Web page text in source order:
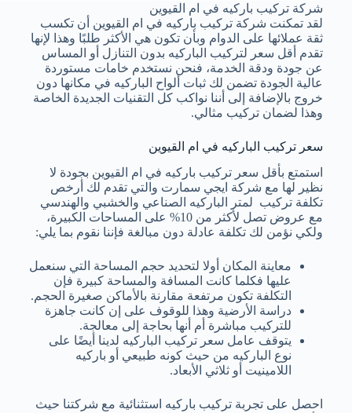
شركة تركيب باركيه في ام القيوين
لقد تمكنت شركة تركيب باركيه في ام القيوين أن تكسب
ثقة عملائها على الدوام وبأن تكون هي الأكثر طلبًا وهذا لإنها
تقدم أقل سعر لتركيب الباركيه بدون التنازل أو المساس
عن جودة ودقة الخدمة، فنحن نستخدم خامات مستوردة
عالية الجودة تضمن لك ثبات ألواح الباركيه في مكانها دون
خروج بالإضافة إلى أننا نواكب كل التقنيات الجديدة الخاصة
وهذا لضمان تركيب مثالي.
سعر تركيب الباركيه في ام القيوين
استمتع بأقل سعر تركيب باركيه في ام القيوين بجودة لا
نظير لها مع شركة ايجي سمارت والتي تقدم لك أرخص
تكلفة تركيب لمتر الباركيه الصناعي والخشبي والهندسي
مع عروض تصل لأكثر من 10% على المساحات الكبيرة،
ولكي نؤمن لك تكلفة عادلة دون مبالغة فإننا نقوم بما يلي:
معاينة المكان أولا لتحديد حجم المساحة التي سنعمل
عليها فكلما كانت المسافة والمساحة كبيرة فإن
التكلفة تكون مرتفعة مقارنة بالأماكن صغيرة الحجم.
دراسة الأرضية وهذا للوقوف على إن كانت جاهزة
للتركيب مباشرة أم أنها بحاجة إلى معالجة.
يتوقف عامل سعر تركيب الباركيه لدينا أيضًا على
نوع الباركيه من حيث كونه طبيعي أو باركيه
اللامينيت أو ثلاثي الأبعاد.
احصل على تجربة تركيب باركيه استثنائية مع شركتنا حيث